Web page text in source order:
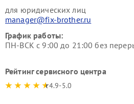
для юридических лиц
manager@fix-brother.ru
График работы:
ПН-ВСК с 9:00 до 21:00 без
Рейтинг сервисного центра
4.9-5.0